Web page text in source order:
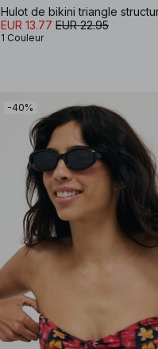
Hulot de bikini triangle
EUR 13.77 EUR 22.95
1 Couleur
-40%